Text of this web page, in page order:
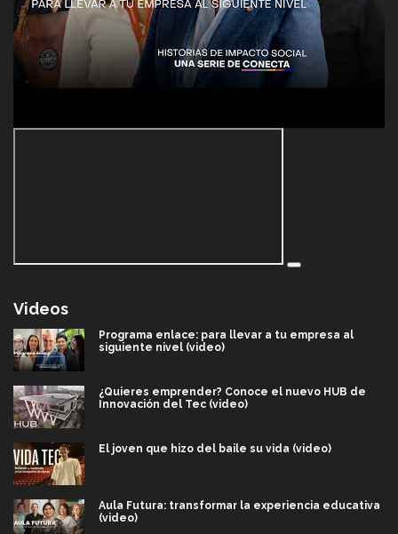
Videos
Programa enlace: para llevar a tu empresa al
siguiente nivel (video)
¿Quieres emprender? Conoce el nuevo HUB de
Innovación del Tec (video)
El joven que hizo del baile su vida (video)
Aula Futura: transformar la experiencia educativa
(video)